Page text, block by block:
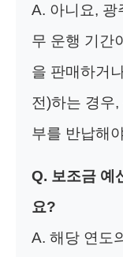
A. 아니요, 광
무 운행 기간
을 판매하거
전)하는 경우
부를 반납해
Q. 보조금 예
요?
A. 해당 연도